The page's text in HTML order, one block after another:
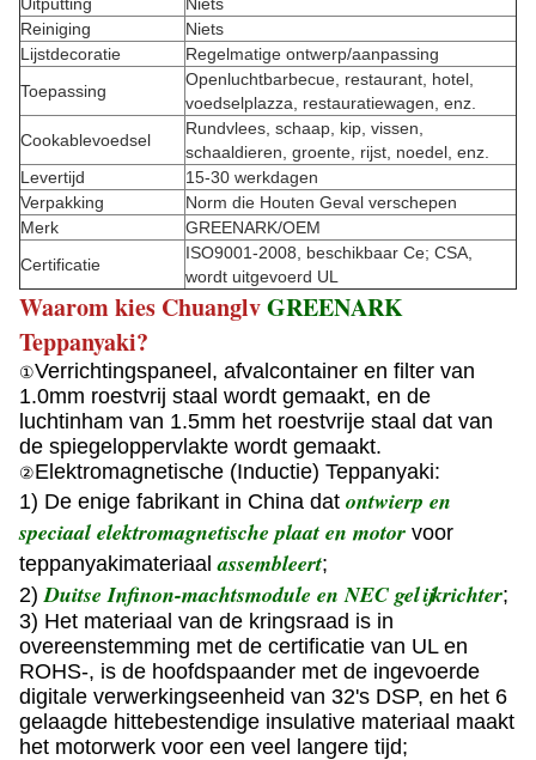
Reiniging
Niets
Lijstdecoratie
Regelmatige ontwerp/aanpassing
Toepassing
Openluchtbarbecue, restaurant, hotel,
voedselplazza, restauratiewagen, enz.
Cookablevoedsel
Rundvlees, schaap, kip, vissen,
schaaldieren, groente, rijst, noedel, enz.
Levertijd
15-30 werkdagen
Verpakking
Norm die Houten Geval verschepen
Merk
GREENARK/OEM
Certificatie
ISO9001-2008, beschikbaar Ce; CSA,
wordt uitgevoerd UL
Waarom kies ChuanglvGREENARK
Teppanyaki?
①Verrichtingspaneel, afvalcontainer en filter van
1.0mm roestvrij staal wordt gemaakt, en de
luchtinham van 1.5mm het roestvrije staal dat van
de spiegeloppervlakte wordt gemaakt.
②Elektromagnetische (Inductie) Teppanyaki:
1) De enige fabrikant in China dat ontwierp en
speciaal elektromagnetische plaat en motor voor
teppanyakimateriaalassembleert;
2)Duitse Infinon-machtsmodule en NEC gelijkrichter;
3) Het materiaal van de kringsraad is in
overeenstemming met de certificatie van UL en
ROHS-, is de hoofdspaander met de ingevoerde
digitale verwerkingseenheid van 32's DSP, en het 6
gelaagde hittebestendige insulative materiaal maakt
het motorwerk voor een veel langere tijd;